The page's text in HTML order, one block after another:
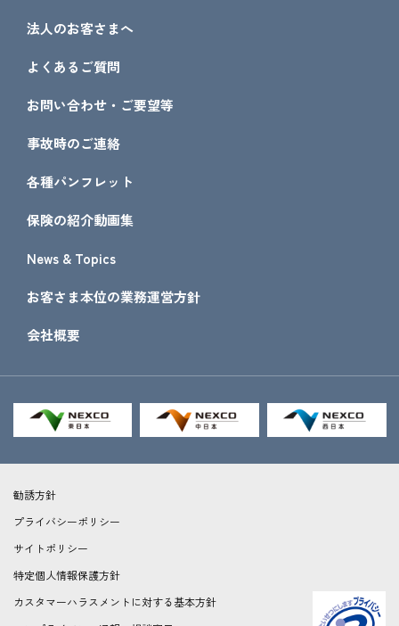
法人のお客さまへ
よくあるご質問
お問い合わせ・ご要望等
事故時のご連絡
各種パンフレット
保険の紹介動画集
News & Topics
お客さま本位の業務運営方針
会社概要
勧誘方針
プライバシーポリシー
サイトポリシー
特定個人情報保護方針
カスタマーハラスメントに対する基本方針